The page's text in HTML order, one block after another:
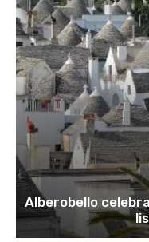
Alberobello